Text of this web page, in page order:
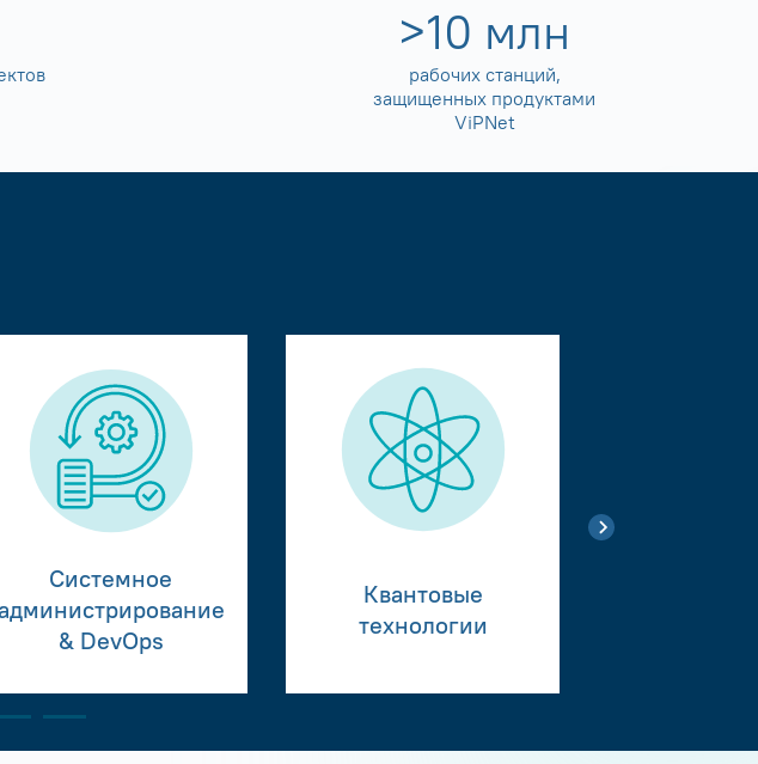
>10 млн
рабочих станций,
защищенных продуктами
ViPNet
Системное
& DevOps
Квантовые
технологии